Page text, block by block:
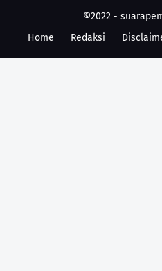
©2022 -
Home
Redaksi